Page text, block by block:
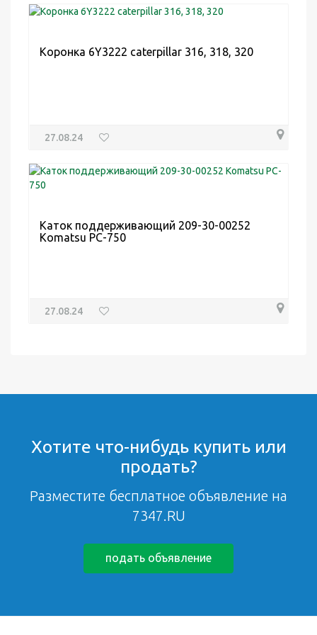
Коронка 6Y3222 caterpillar 316, 318, 320
27.08.24
Каток поддерживающий 209-30-00252
Komatsu PC-750
27.08.24
Хотите что-нибудь купить или
продать?
Разместите бесплатное объявление на
7347.RU
подать объявление